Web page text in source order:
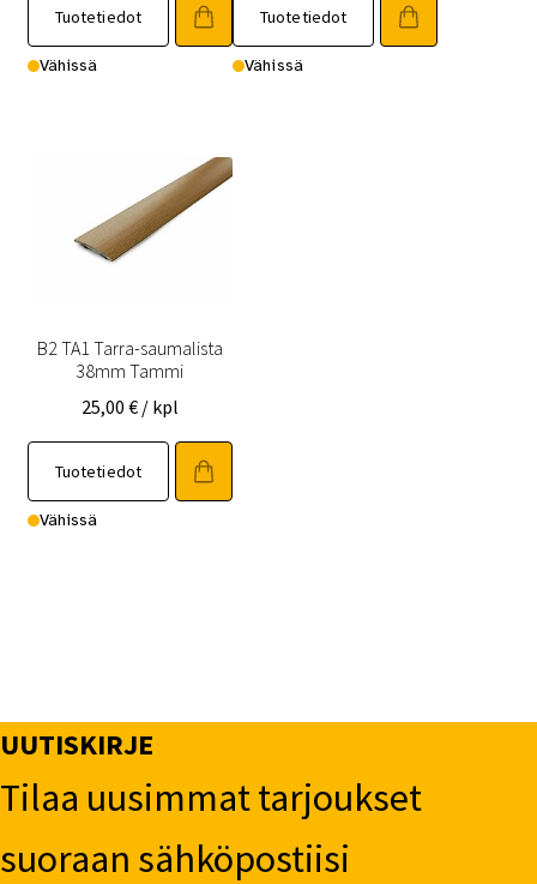
Tuotetiedot
Vähissä
Tuotetiedot
Vähissä
B2 TA1 Tarra-saumalista
38mm Tammi
25,00 € / kpl
Tuotetiedot
Vähissä
UUTISKIRJE
Tilaa uusimmat tarjoukset
suoraan sähköpostiisi